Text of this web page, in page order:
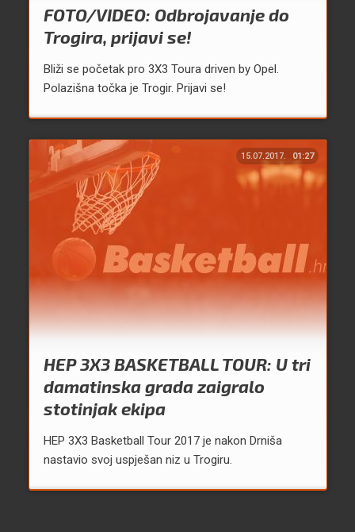
FOTO/VIDEO: Odbrojavanje do
Trogira, prijavi se!
Bliži se početak pro 3X3 Toura driven by Opel.
Polazišna točka je Trogir. Prijavi se!
15.07.2017. 01:27
HEP 3X3 BASKETBALL TOUR: U tri
damatinska grada zaigralo
stotinjak ekipa
HEP 3X3 Basketball Tour 2017 je nakon Drniša
nastavio svoj uspješan niz u Trogiru.